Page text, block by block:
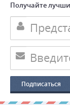
Получайте